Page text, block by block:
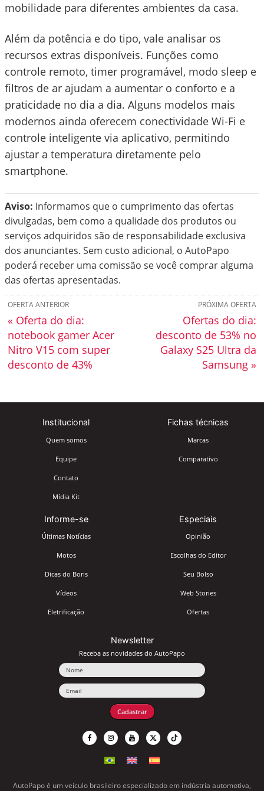
mobilidade para diferentes ambientes da casa.
Além da potência e do tipo, vale analisar os
recursos extras disponíveis. Funções como
controle remoto, timer programável, modo sleep e
filtros de ar ajudam a aumentar o conforto e a
praticidade no dia a dia. Alguns modelos mais
modernos ainda oferecem conectividade Wi-Fi e
controle inteligente via aplicativo, permitindo
ajustar a temperatura diretamente pelo
smartphone.
Aviso: Informamos que o cumprimento das ofertas
divulgadas, bem como a qualidade dos produtos ou
serviços adquiridos são de responsabilidade exclusiva
dos anunciantes. Sem custo adicional, o AutoPapo
poderá receber uma comissão se você comprar alguma
das ofertas apresentadas.
PRÓXIMA OFERTA
Ofertas do dia:
desconto de 53% no
Galaxy S25 Ultra da
Samsung »
OFERTA ANTERIOR
« Oferta do dia:
notebook gamer Acer
Nitro V15 com super
desconto de 43%
Institucional
Quem somos
Equipe
Contato
Mídia Kit
Fichas técnicas
Marcas
Comparativo
Informe-se
Últimas Notícias
Motos
Dicas do Boris
Vídeos
Eletrificação
Especiais
Opinião
Escolhas do Editor
Seu Bolso
Web Stories
Ofertas
Newsletter
Receba as novidades do AutoPapo
Cadastrar
AutoPapo é um veículo brasileiro especializado em indústria automotiva,